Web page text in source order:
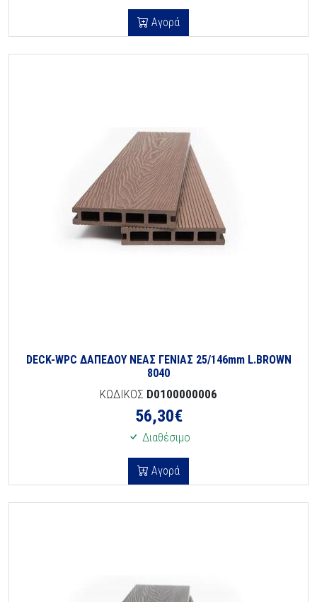
Αγορά
DECK-WPC ΔΑΠΕΔΟΥ ΝΕΑΣ ΓΕΝΙΑΣ 25/146mm L.BROWN
8040
ΚΩΔΙΚΟΣ D0100000006
56,30€
Διαθέσιμο
Αγορά